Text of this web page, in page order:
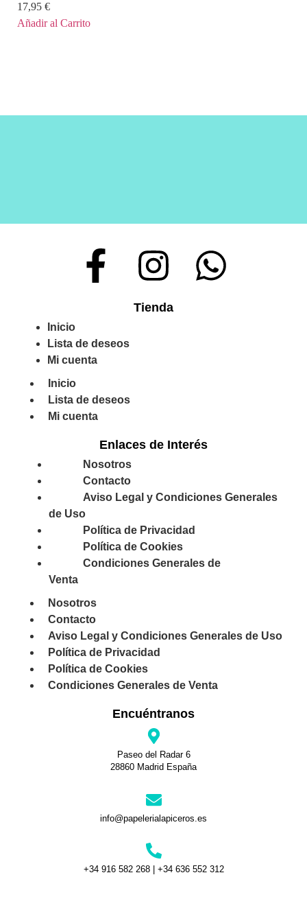
17,95 €
Añadir al Carrito
Tienda
Inicio
Lista de deseos
Mi cuenta
Inicio
Lista de deseos
Mi cuenta
Enlaces de Interés
Nosotros
Contacto
Aviso Legal y Condiciones Generales
de Uso
Política de Privacidad
Política de Cookies
Condiciones Generales de
Venta
Nosotros
Contacto
Aviso Legal y Condiciones Generales de Uso
Política de Privacidad
Política de Cookies
Condiciones Generales de Venta
Encuéntranos
Paseo del Radar 6
28860 Madrid España
info@papelerialapiceros.es
+34 916 582 268 | +34 636 552 312